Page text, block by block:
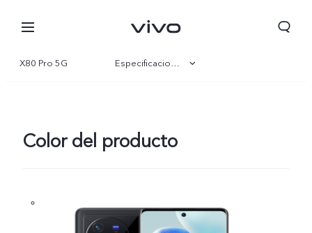
X80 Pro 5G Especificaciones
Color del producto